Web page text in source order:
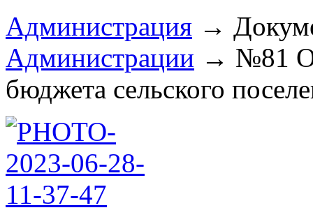
Администрация →
Администрации → №81
бюджета сельского